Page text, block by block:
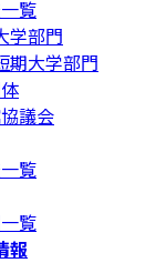
覧
学部門
期大学部門
議会
覧
覧
報